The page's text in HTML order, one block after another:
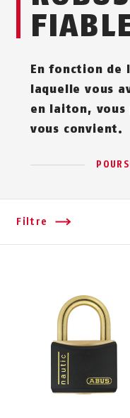
En fonction
laquelle vous
en laiton, vous
vous convient.
Filtre